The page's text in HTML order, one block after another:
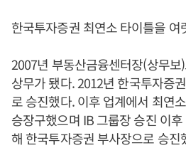
한국투자증권 최연소 타이틀을 여
2007년 부동산금융센터장(상무
상무가 됐다. 2012년 한국투자증
로 승진했다. 이후 업계에서 최연
승장구했으며 IB 그룹장 승진 이
해 한국투자증권 부사장으로 승진